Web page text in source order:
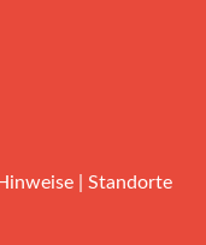
| Standorte